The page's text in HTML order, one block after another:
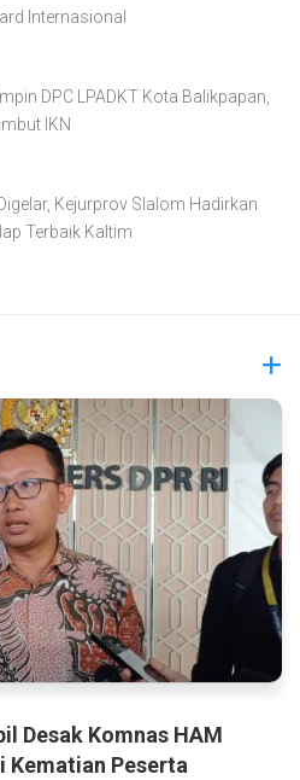
Internasional
DPC LPADKT Kota Balikpapan,
IKN
Kejurprov Slalom Hadirkan
Terbaik Kaltim
Desak Komnas HAM
Kematian Peserta